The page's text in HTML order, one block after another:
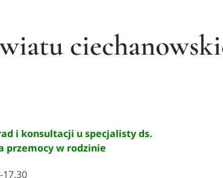
i konsultacji u specjalisty ds.
przemocy w rodzinie